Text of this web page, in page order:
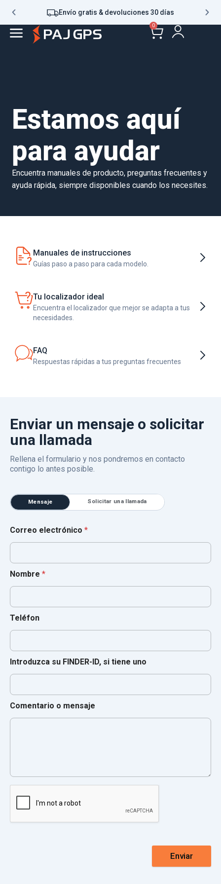
Envío gratis & devoluciones 30 días
0
Estamos aquí
para ayudar
Encuentra manuales de producto, preguntas frecuentes y
ayuda rápida, siempre disponibles cuando los necesites.
Manuales de instrucciones
Guías paso a paso para cada modelo.
Tu localizador ideal
Encuentra el localizador que mejor se adapta a tus
necesidades.
FAQ
Respuestas rápidas a tus preguntas frecuentes
Enviar un mensaje o solicitar
una llamada
Rellena el formulario y nos pondremos en contacto
contigo lo antes posible.
Mensaje Solicitar una llamada
Correo electrónico *
Nombre *
Teléfon
Introduzca su FINDER-ID, si tiene uno
Comentario o mensaje
Enviar